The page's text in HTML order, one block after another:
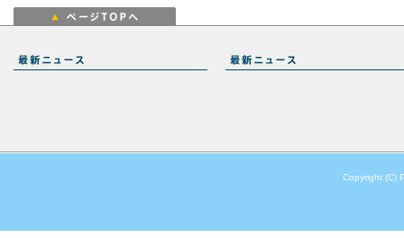
Copyright (C)